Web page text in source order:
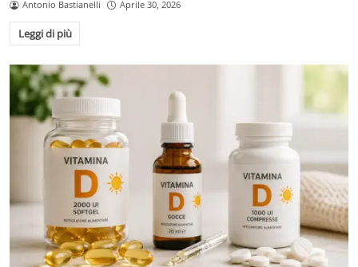
Antonio Bastianelli Aprile 30, 2026
Leggi di più